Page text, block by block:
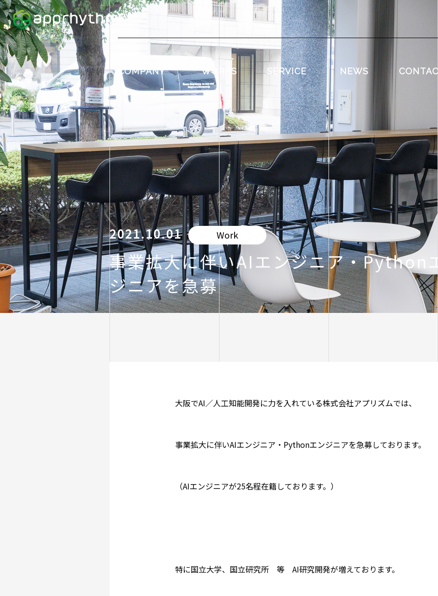
COMPANY WORKS SERVICE NEWS
2021.10.01 Work
事業拡大に伴いAIエンジニア・Python
ジニアを急募
大阪でAI／人工知能開発に力を入れている株式会社アプリズムでは、
事業拡大に伴いAIエンジニア・Pythonエンジニアを急募しております。
（AIエンジニアが25名程在籍しております。）
特に国立大学、国立研究所 等 AI研究開発が増えております。